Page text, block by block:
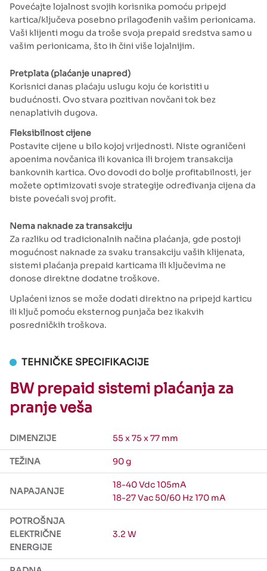
Povećajte lojalnost svojih korisnika pomoću pripejd
kartica/ključeva posebno prilagođenih vašim perionicama.
Vaši klijenti mogu da troše svoja prepaid sredstva samo u
vašim perionicama, što ih čini više lojalnijim.
Pretplata (plaćanje unapred)
Korisnici danas plaćaju uslugu koju će koristiti u
budućnosti. Ovo stvara pozitivan novčani tok bez
nenaplativih dugova.
Fleksibilnost cijene
Postavite cijene u bilo kojoj vrijednosti. Niste ograničeni
apoenima novčanica ili kovanica ili brojem transakcija
bankovnih kartica. Ovo dovodi do bolje profitabilnosti, jer
možete optimizovati svoje strategije određivanja cijena da
biste povećali svoj profit.
Nema naknade za transakciju
Za razliku od tradicionalnih načina plaćanja, gde postoji
mogućnost naknade za svaku transakciju vaših klijenata,
sistemi plaćanja prepaid karticama ili ključevima ne
donose direktne dodatne troškove.
Uplaćeni iznos se može dodati direktno na pripejd karticu
ili ključ pomoću eksternog punjača bez ikakvih
posredničkih troškova.
TEHNIČKE SPECIFIKACIJE
BW prepaid sistemi plaćanja za
pranje veša
DIMENZIJE 55 x 75 x 77 mm
TEŽINA 90 g
NAPAJANJE
18-40 Vdc 105mA
18-27 Vac 50/60 Hz 170 mA
POTROŠNJA
ELEKTRIČNE
ENERGIJE
3.2 W